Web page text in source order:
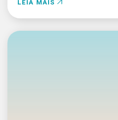
LEIA MAIS